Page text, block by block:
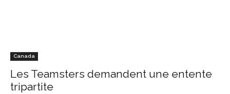
Canada
Les Teamsters demandent une entente
tripartite